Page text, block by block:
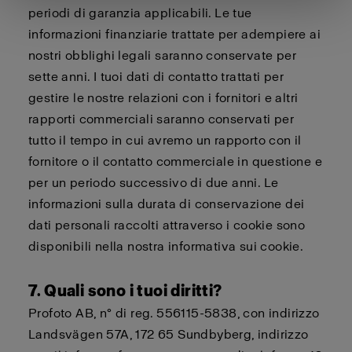
periodi di garanzia applicabili. Le tue
informazioni finanziarie trattate per adempiere ai
nostri obblighi legali saranno conservate per
sette anni. I tuoi dati di contatto trattati per
gestire le nostre relazioni con i fornitori e altri
rapporti commerciali saranno conservati per
tutto il tempo in cui avremo un rapporto con il
fornitore o il contatto commerciale in questione e
per un periodo successivo di due anni. Le
informazioni sulla durata di conservazione dei
dati personali raccolti attraverso i cookie sono
disponibili nella nostra informativa sui cookie.
7. Quali sono i tuoi diritti?
Profoto AB, n° di reg. 556115-5838, con indirizzo
Landsvägen 57A, 172 65 Sundbyberg, indirizzo